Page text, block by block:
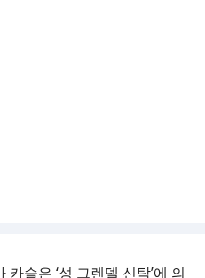
슬은 ‘성 그렌델 신탁’에 의